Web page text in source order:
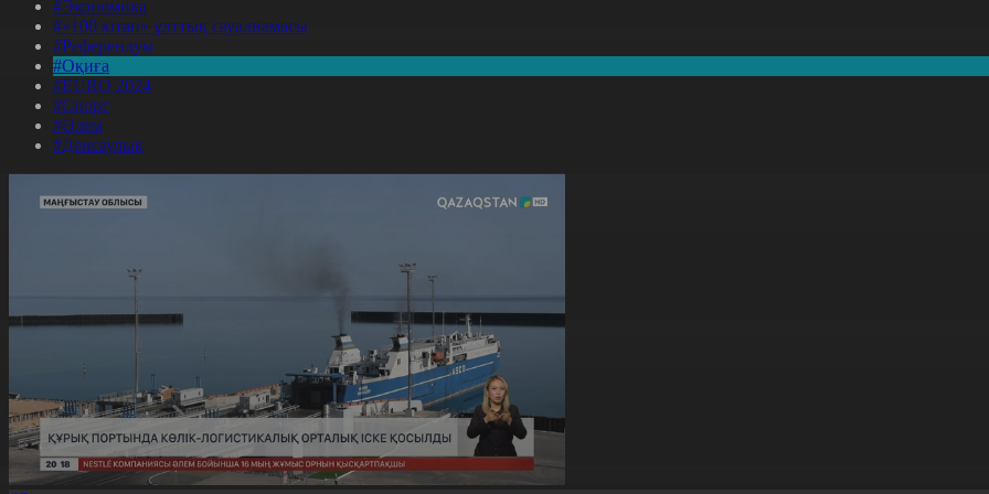
#Экономика
#«100 кітап» ұлттық сауалнамасы
#Референдум
#Оқиға
#EURO 2024
#Спорт
#Әлем
#Денсаулық